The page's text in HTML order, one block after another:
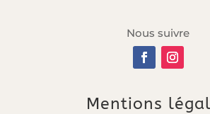
Nous suivre
Mentions